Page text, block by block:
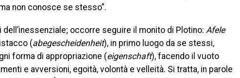
non conosce se stesso”.
occorre seguire il monito di Plotino: Afele
(abegescheidenheit), in primo luogo da se stessi,
forma di appropriazione (eigenschaft), facendo il vuoto
e avversioni, egoità, volontà e velleità. Si tratta, in parole